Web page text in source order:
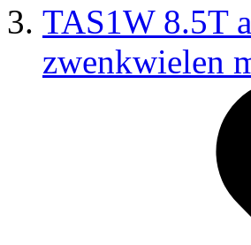
TAS1W 8.5T
zwenkwielen